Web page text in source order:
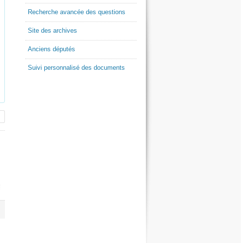
Recherche avancée des questions
Site des archives
Anciens députés
Suivi personnalisé des documents